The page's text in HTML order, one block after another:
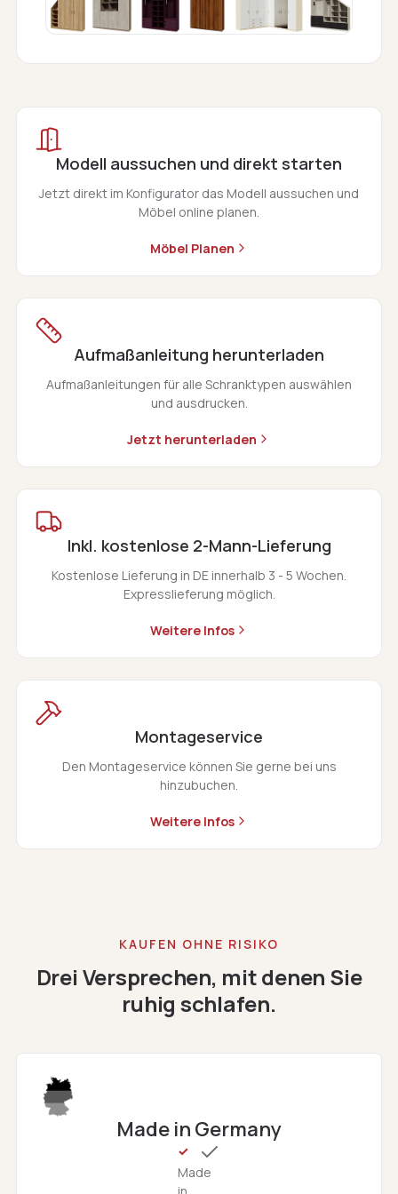
Modell aussuchen und direkt starten
Jetzt direkt im Konfigurator das Modell aussuchen und
Möbel online planen.
Möbel Planen
Aufmaßanleitung herunterladen
Aufmaßanleitungen für alle Schranktypen auswählen
und ausdrucken.
Jetzt herunterladen
Inkl. kostenlose 2-Mann-Lieferung
Kostenlose Lieferung in DE innerhalb 3 - 5 Wochen.
Expresslieferung möglich.
Weitere Infos
Montageservice
Den Montageservice können Sie gerne bei uns
hinzubuchen.
Weitere Infos
KAUFEN OHNE RISIKO
Drei Versprechen, mit denen Sie
ruhig schlafen.
Made in Germany
Made
in